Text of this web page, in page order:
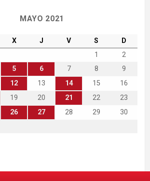
MAYO 2021
X J V S
D
1
2
5 6 7 8
9
12 13 14 15
16
19 20 21 22
23
26 27 28 29
30